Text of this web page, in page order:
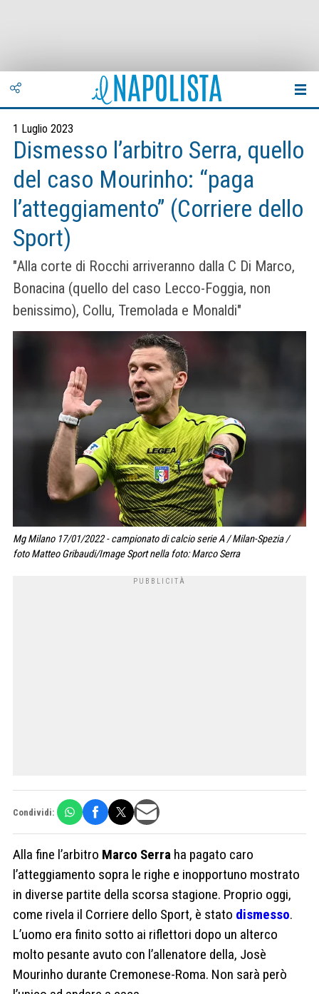
1 Luglio 2023
Dismesso l’arbitro Serra, quello
del caso Mourinho: “paga
l’atteggiamento” (Corriere dello
Sport)
"Alla corte di Rocchi arriveranno dalla C Di Marco,
Bonacina (quello del caso Lecco-Foggia, non
benissimo), Collu, Tremolada e Monaldi"
Mg Milano 17/01/2022 - campionato di calcio serie A / Milan-Spezia /
foto Matteo Gribaudi/Image Sport nella foto: Marco Serra
Condividi:
Alla fine l’arbitro Marco Serra ha pagato caro
l’atteggiamento sopra le righe e inopportuno mostrato
in diverse partite della scorsa stagione. Proprio oggi,
come rivela il Corriere dello Sport, è stato dismesso.
L’uomo era finito sotto ai riflettori dopo un alterco
molto pesante avuto con l’allenatore della, Josè
Mourinho durante Cremonese-Roma. Non sarà però